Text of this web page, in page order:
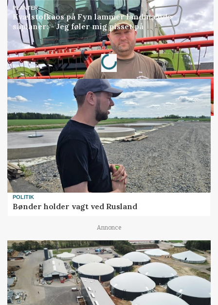
PLANTER
Kvælstofkaos på Fyn lammer landmænds
såplaner: - Jeg føler mig pisset på
Annonce
Loading...
POLITIK
Bønder holder vagt ved Rusland
Annonce